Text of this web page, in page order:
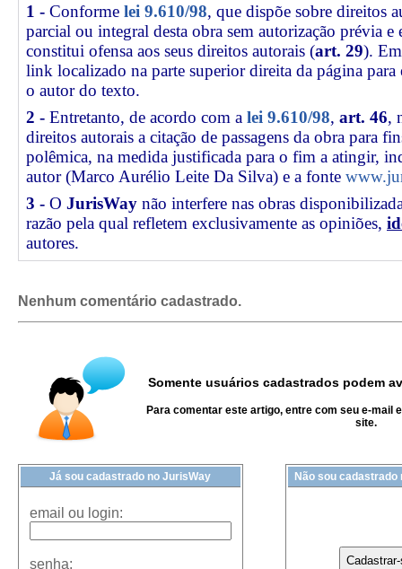
1 - Conforme lei 9.610/98, que dispõe sobre direitos
parcial ou integral desta obra sem autorização prévia e
constitui ofensa aos seus direitos autorais (art. 29).
link localizado na parte superior direita da página
o autor do texto.
2 - Entretanto, de acordo com a lei 9.610/98, art. 46,
direitos autorais a citação de passagens da obra para
polêmica, na medida justificada para o fim a atingir,
autor (Marco Aurélio Leite Da Silva) e a fonte
3 - O JurisWay não interfere nas obras
razão pela qual refletem exclusivamente as opiniões,
autores.
Nenhum comentário cadastrado.
Somente usuários cadastrados podem
Para comentar este artigo, entre com seu e-mail
site.
Já sou cadastrado no JurisWay
email ou login:
senha:
Não sou cadastrado